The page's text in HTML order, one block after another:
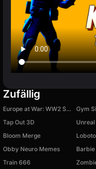
Zufällig
Europe at War: WW2 Strategy
Tap Out 3D
Bloom Merge
Obby Neuro Memes
Train 666